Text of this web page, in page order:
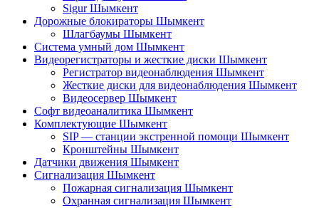
Sigur Шымкент
Дорожные блокираторы Шымкент
Шлагбаумы Шымкент
Система умный дом Шымкент
Видеорегистраторы и жесткие диски Шымкент
Регистратор видеонаблюдения Шымкент
Жесткие диски для видеонаблюдения Шымкент
Видеосервер Шымкент
Софт видеоаналитика Шымкент
Комплектующие Шымкент
SIP — станции экстренной помощи Шымкент
Кронштейны Шымкент
Датчики движения Шымкент
Сигнализация Шымкент
Пожарная сигнализация Шымкент
Охранная сигнализация Шымкент